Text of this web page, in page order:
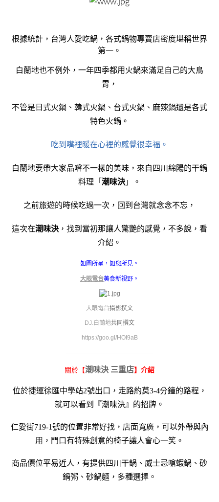
根據統計，台灣人愛吃鍋，各式鍋物專賣店密度堪稱世界
第一。
白蘭地也不例外，一年四季都用火鍋來滿足自己的大鳥
胃，
不管是日式火鍋、韓式火鍋、台式火鍋、麻辣鍋還是各式
特色火鍋。
吃到嘴裡暖在心裡的感覺很幸福。
白蘭地要帶大家品嚐不一樣的美味，來自四川綿陽的干鍋
料理「 潮味決 」。
之前旅遊的時候吃過一次，回到台灣就念念不忘，
這次在潮味決 ，找到當初那讓人驚艷的感覺，不多說，看
介紹。
如圖所呈，如您所見。
大眼電台美食新視野。
大眼電台攝影撰文
DJ.白蘭地共同撰文
https://goo.gl/HOI9aB
————————————————————
關於【潮味決 三重店】介紹
位於捷運徐匯中學站2號出口，走路約莫3-4分鐘的路程，
就可以看到『潮味決』的招牌。
仁愛街719-1號的位置非常好找，店面寬廣，可以外帶與內
用，門口有特殊創意的椅子讓人會心一笑。
商品價位平易近人，有提供四川干鍋、威士忌嗆蝦鍋、砂
鍋粥、砂鍋麵，多種選擇。